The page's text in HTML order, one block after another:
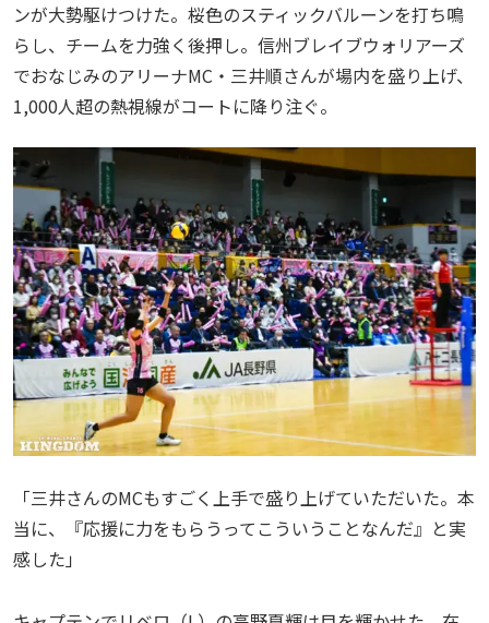
ンが大勢駆けつけた。桜色のスティックバルーンを打ち鳴
らし、チームを力強く後押し。信州ブレイブウォリアーズ
でおなじみのアリーナMC・三井順さんが場内を盛り上げ、
1,000人超の熱視線がコートに降り注ぐ。
「三井さんのMCもすごく上手で盛り上げていただいた。本
当に、『応援に力をもらうってこういうことなんだ』と実
感した」